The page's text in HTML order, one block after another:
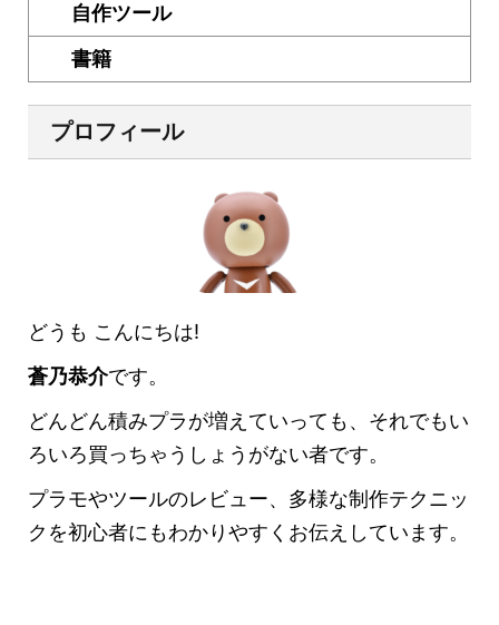
自作ツール
書籍
プロフィール
どうも こんにちは!
蒼乃恭介です。
どんどん積みプラが増えていっても、それでもい
ろいろ買っちゃうしょうがない者です。
プラモやツールのレビュー、多様な制作テクニッ
クを初心者にもわかりやすくお伝えしています。